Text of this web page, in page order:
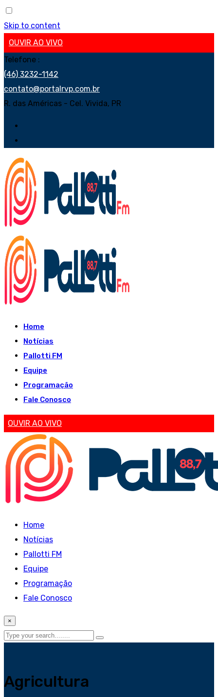
Skip to content
OUVIR AO VIVO
Telefone :
(46) 3232-1142
contato@portalrvp.com.br
R. das Américas - Cel. Vivida, PR
Home
Notícias
Pallotti FM
Equipe
Programação
Fale Conosco
OUVIR AO VIVO
Home
Notícias
Pallotti FM
Equipe
Programação
Fale Conosco
×
Agricultura